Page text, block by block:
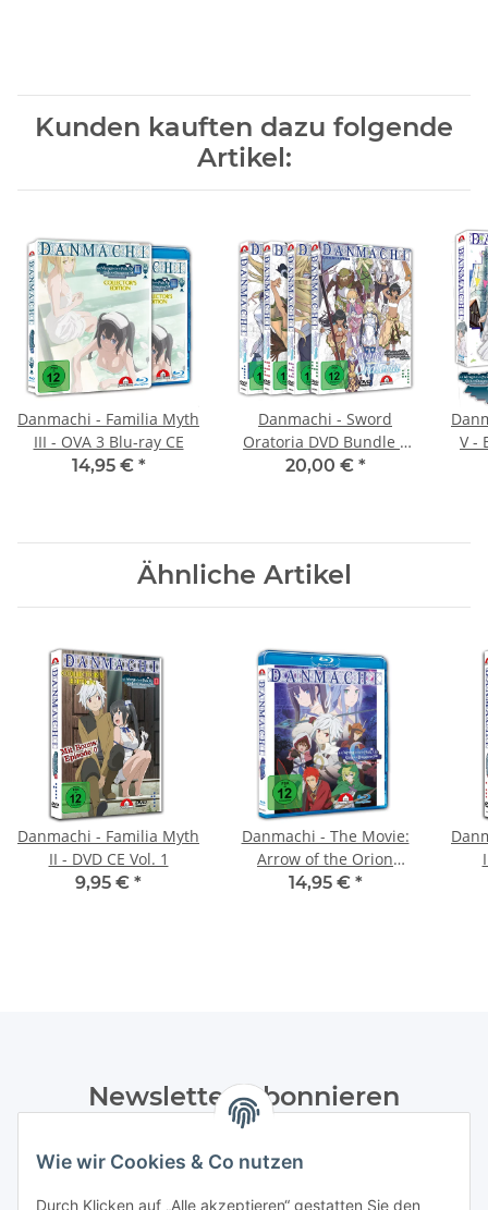
Wie wir Cookies & Co nutzen
Durch Klicken auf „Alle akzeptieren“ gestatten Sie den
Kunden kauften dazu folgende
Artikel:
Danmachi - Familia Myth
III - OVA 3 Blu-ray CE
14,95 € *
Danmachi - Sword
Oratoria DVD Bundle –
Collector´s Edition
20,00 € *
V -
Ähnliche Artikel
Danmachi - Familia Myth
II - DVD CE Vol. 1
9,95 € *
Danmachi - The Movie:
Arrow of the Orion
BluRay
14,95 € *
Newsletter Abonnieren
Datenschutzerklärungregelmäßig und jederzeit widerruflich